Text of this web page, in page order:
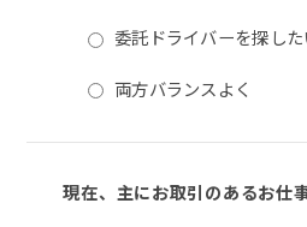
委託ドライバーを探した
両方バランスよく
現在、主にお取引のあるお仕